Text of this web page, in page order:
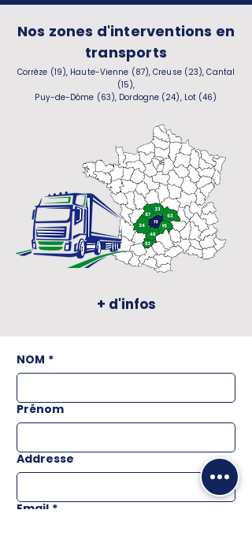
Nos zones d'interventions en
transports
Corrèze (19), Haute-Vienne (87), Creuse (23), Cantal
(15),
Puy-de-Dôme (63), Dordogne (24), Lot (46)
+ d'infos
NOM *
Prénom
Addresse
Email *